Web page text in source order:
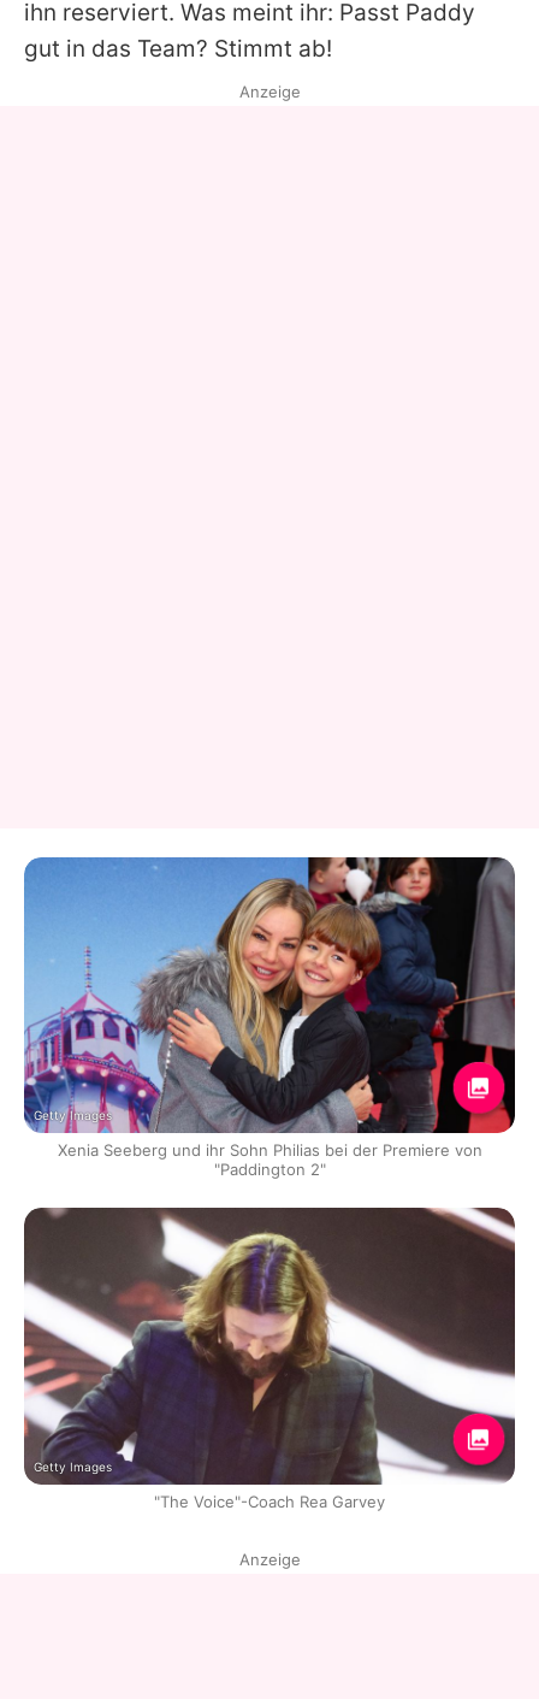
ihn reserviert. Was meint ihr: Passt Paddy
gut in das Team? Stimmt ab!
Anzeige
Getty Images
Xenia Seeberg und ihr Sohn Philias bei der Premiere von
"Paddington 2"
Getty Images
"The Voice"-Coach Rea Garvey
Anzeige